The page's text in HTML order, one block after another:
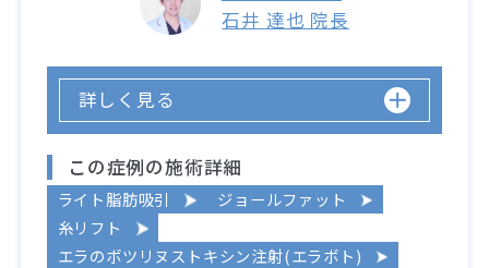
石井 達也 院長
詳しく見る
この症例の施術詳細
ライト脂肪吸引
ジョールファット
糸リフト
エラのボツリヌストキシン注射(エラボト)